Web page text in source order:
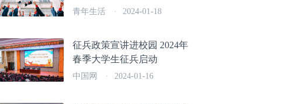
青年生活 · 2024-01-18
征兵政策宣讲进校园 2024年
春季大学生征兵启动
中国网 · 2024-01-16